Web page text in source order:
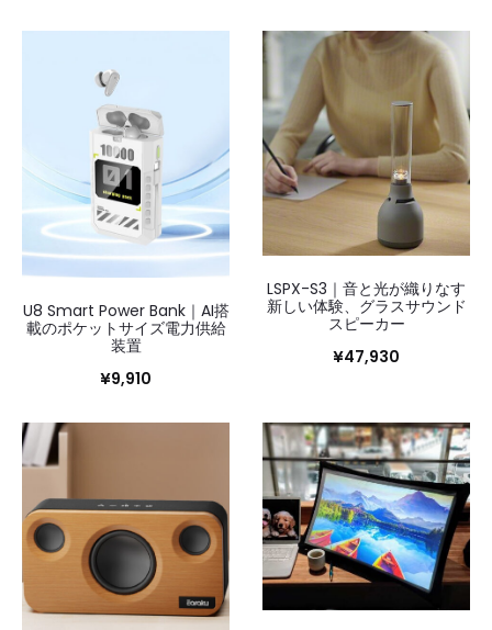
U8 Smart Power Bank｜AI搭
載のポケットサイズ電力供給
装置
¥9,910
LSPX-S3｜音と光が織りなす
新しい体験、グラスサウンド
スピーカー
¥47,930